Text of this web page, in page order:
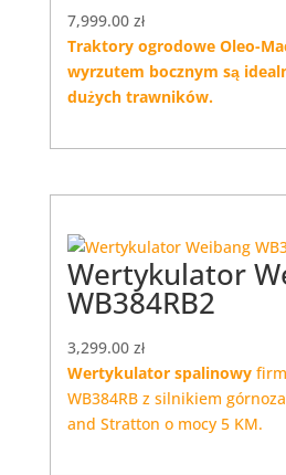
7,999.00 zł
Traktory ogrodowe Oleo-
wyrzutem bocznym są
dużych trawników.
Wertykulator
WB384RB2
3,299.00 zł
Wertykulator spalinowy
WB384RB z silnikiem
and Stratton o mocy 5 KM.